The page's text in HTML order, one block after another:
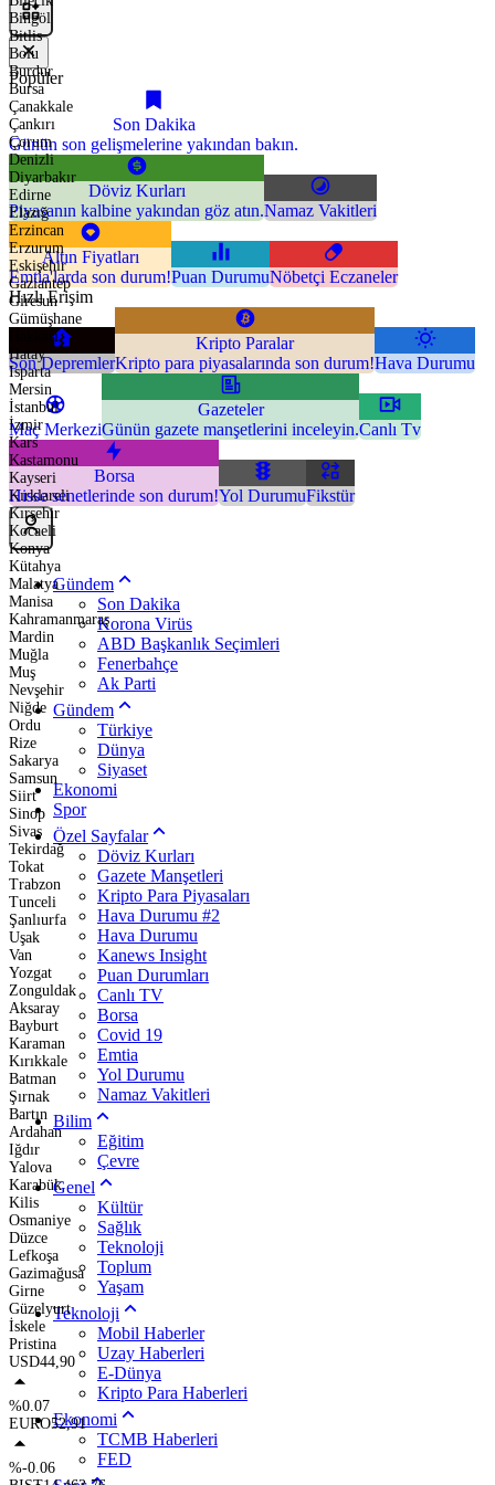
Bingöl
Bitlis
Bolu
Burdur
Bursa
Çanakkale
Çankırı
Çorum
Denizli
Diyarbakır
Edirne
Elazığ
Erzincan
Erzurum
Eskişehir
Gaziantep
Giresun
Gümüşhane
Hakkari
Hatay
Isparta
Mersin
İstanbul
İzmir
Kars
Kastamonu
Kayseri
Kırklareli
Kırşehir
Kocaeli
Konya
Kütahya
Malatya
Manisa
Kahramanmaraş
Mardin
Muğla
Muş
Nevşehir
Niğde
Ordu
Rize
Sakarya
Samsun
Siirt
Sinop
Sivas
Tekirdağ
Tokat
Trabzon
Tunceli
Şanlıurfa
Uşak
Van
Yozgat
Zonguldak
Aksaray
Bayburt
Karaman
Kırıkkale
Batman
Şırnak
Bartın
Ardahan
Iğdır
Yalova
Karabük
Kilis
Osmaniye
Düzce
Lefkoşa
Gazimağusa
Girne
Güzelyurt
İskele
Pristina
USD44,90
%0.07
EURO52,91
%-0.06
Popüler
Son Dakika
Günün son gelişmelerine yakından bakın.
Döviz Kurları
Piyasanın kalbine yakından göz atın.Namaz Vakitleri
Altın Fiyatları
Emtia'larda son durum!Puan DurumuNöbetçi Eczaneler
Hızlı Erişim
Son Depremler
Kripto Paralar
Kripto para piyasalarında son durum!Hava Durumu
Maç Merkezi
Gazeteler
Günün gazete manşetlerini inceleyin.Canlı Tv
Borsa
Hisse senetlerinde son durum!Yol DurumuFikstür
Gündem
Son Dakika
Korona Virüs
ABD Başkanlık Seçimleri
Fenerbahçe
Ak Parti
Gündem
Türkiye
Dünya
Siyaset
Ekonomi
Spor
Özel Sayfalar
Döviz Kurları
Gazete Manşetleri
Kripto Para Piyasaları
Hava Durumu #2
Hava Durumu
Kanews Insight
Puan Durumları
Canlı TV
Borsa
Covid 19
Emtia
Yol Durumu
Namaz Vakitleri
Bilim
Eğitim
Çevre
Genel
Kültür
Sağlık
Teknoloji
Toplum
Yaşam
Teknoloji
Mobil Haberler
Uzay Haberleri
E-Dünya
Kripto Para Haberleri
Ekonomi
TCMB Haberleri
FED